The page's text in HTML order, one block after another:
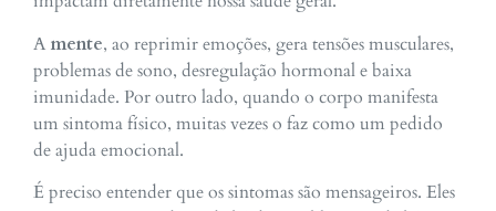
A mente, ao reprimir emoções, gera tensões musculares,
problemas de sono, desregulação hormonal e baixa
imunidade. Por outro lado, quando o corpo manifesta
um sintoma físico, muitas vezes o faz como um pedido
de ajuda emocional.
É preciso entender que os sintomas são mensageiros. Eles